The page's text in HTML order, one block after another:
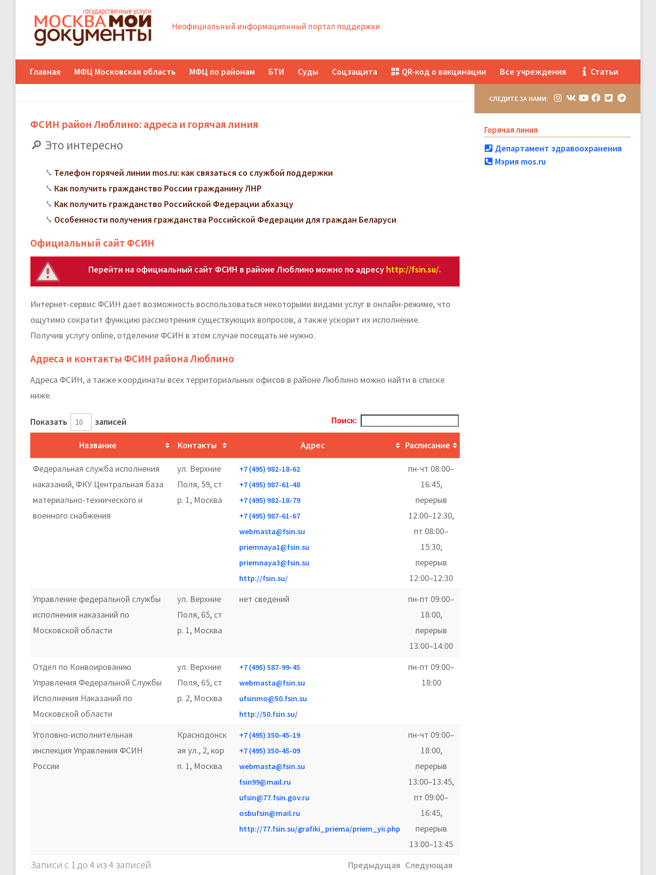
Неофициальный информационный портал поддержки
Главная МФЦ Московская область МФЦ по районам БТИ Суды Соцзащита QR-код о вакцинации Все учреждения Статьи
ФСИН район Люблино: адреса и горячая линия
Это интересно
Телефон горячей линии mos.ru: как связаться со службой поддержки
Как получить гражданство России гражданину ЛНР
Как получить гражданство Российской Федерации абхазцу
Особенности получения гражданства Российской Федерации для граждан Беларуси
Официальный сайт ФСИН
Перейти на официальный сайт ФСИН в районе Люблино можно по адресу http://fsin.su/.
Интернет-сервис ФСИН дает возможность воспользоваться некоторыми видами услуг в онлайн-режиме, что
ощутимо сократит функцию рассмотрения существующих вопросов, а также ускорит их исполнение.
Получив услугу online, отделение ФСИН в этом случае посещать не нужно.
Адреса и контакты ФСИН района Люблино
Адреса ФСИН, а также координаты всех территориальных офисов в районе Люблино можно найти в списке
ниже.
Показать записей Поиск:
Название Контакты Адрес Расписание
Федеральная служба исполнения
наказаний, ФКУ Центральная база
материально-технического и
военного снабжения
ул. Верхние
Поля, 59, ст
р. 1, Москва
+7 (495) 982-18-62
+7 (495) 987-61-48
+7 (495) 982-18-79
+7 (495) 987-61-67
webmasta@fsin.su
priemnaya1@fsin.su
priemnaya3@fsin.su
http://fsin.su/
пн-чт 08:00–
16:45,
перерыв
12:00–12:30,
пт 08:00–
15:30,
перерыв
12:00–12:30
Управление федеральной службы
исполнения наказаний по
Московской области
ул. Верхние
Поля, 65, ст
р. 1, Москва
нет сведений
пн-пт 09:00–
18:00,
перерыв
13:00–14:00
Отдел по Конвоированию
Управления Федеральной Службы
Исполнения Наказаний по
Московской области
ул. Верхние
Поля, 65, ст
р. 2, Москва
+7 (495) 587-99-45
webmasta@fsin.su
ufsinmo@50.fsin.su
http://50.fsin.su/
пн-пт 09:00–
18:00
Уголовно-исполнительная
инспекция Управления ФСИН
России
Краснодонск
ая ул., 2, кор
п. 1, Москва
+7 (495) 350-45-19
+7 (495) 350-45-09
webmasta@fsin.su
fsin99@mail.ru
ufsin@77.fsin.gov.ru
osbufsin@mail.ru
http://77.fsin.su/grafiki_priema/priem_yii.php
пн-чт 09:00–
18:00,
перерыв
13:00–13:45,
пт 09:00–
16:45,
перерыв
13:00–13:45
Записи с 1 до 4 из 4 записей Предыдущая Следующая
СЛЕДИТЕ ЗА НАМИ:
Горячая линия
Департамент здравоохранения
Мэрия mos.ru